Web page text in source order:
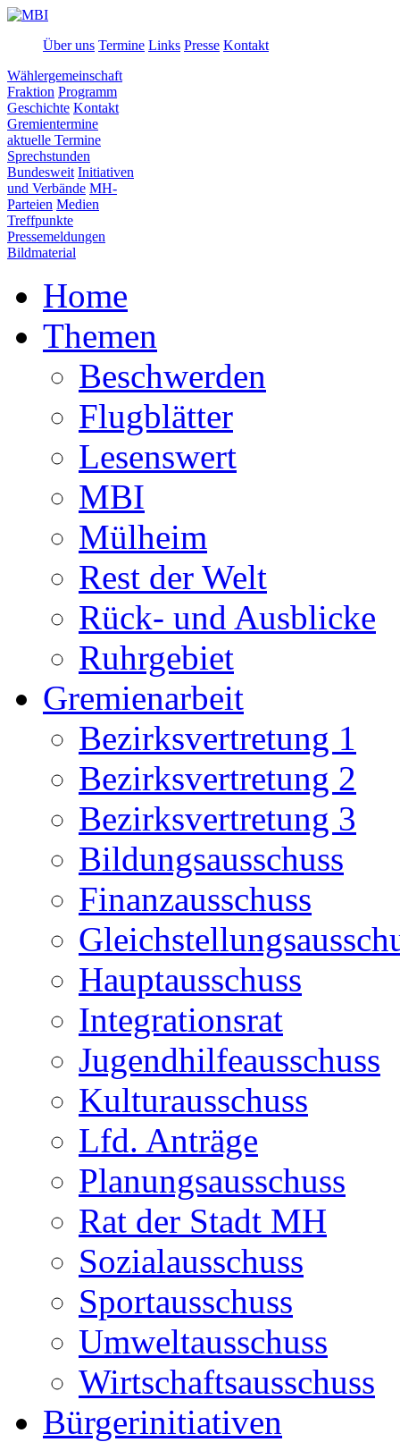
Über uns Termine Links Presse Kontakt
Wählergemeinschaft
Fraktion Programm
Geschichte Kontakt
Gremientermine
aktuelle Termine
Sprechstunden
Bundesweit Initiativen
und Verbände MH-
Parteien Medien
Treffpunkte
Pressemeldungen
Bildmaterial
Home
Themen
Beschwerden
Flugblätter
Lesenswert
MBI
Mülheim
Rest der Welt
Rück- und Ausblicke
Ruhrgebiet
Gremienarbeit
Bezirksvertretung 1
Bezirksvertretung 2
Bezirksvertretung 3
Bildungsausschuss
Finanzausschuss
Hauptausschuss
Integrationsrat
Jugendhilfeausschuss
Kulturausschuss
Lfd. Anträge
Planungsausschuss
Rat der Stadt MH
Sozialausschuss
Sportausschuss
Umweltausschuss
Wirtschaftsausschuss
Bürgerinitiativen